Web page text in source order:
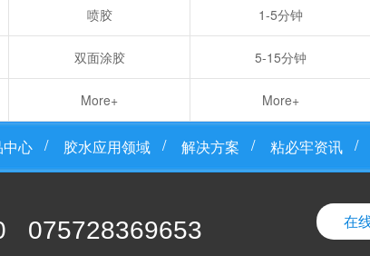
喷胶
双面涂胶
More+
1-5分钟
5-15分钟
More+
中心 胶水应用领域 解决方案 粘必牢资讯
075728369653 在